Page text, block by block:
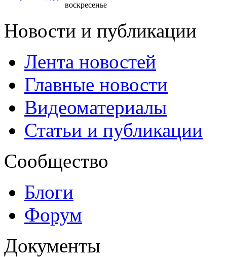
воскресенье
Новости и публикации
Лента новостей
Главные новости
Видеоматериалы
Статьи и публикации
Сообщество
Блоги
Форум
Документы